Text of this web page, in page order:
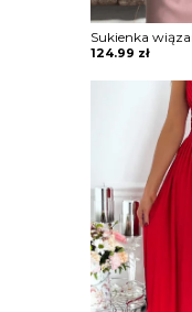
124.99 zł